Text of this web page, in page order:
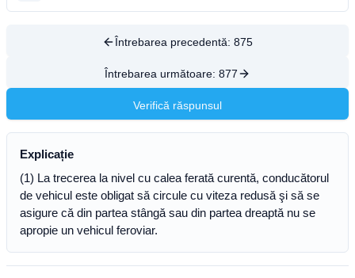
Întrebarea precedentă: 875
Întrebarea următoare: 877
Verifică răspunsul
Explicație
(1) La trecerea la nivel cu calea ferată curentă, conducătorul
de vehicul este obligat să circule cu viteza redusă şi să se
asigure că din partea stângă sau din partea dreaptă nu se
apropie un vehicul feroviar.